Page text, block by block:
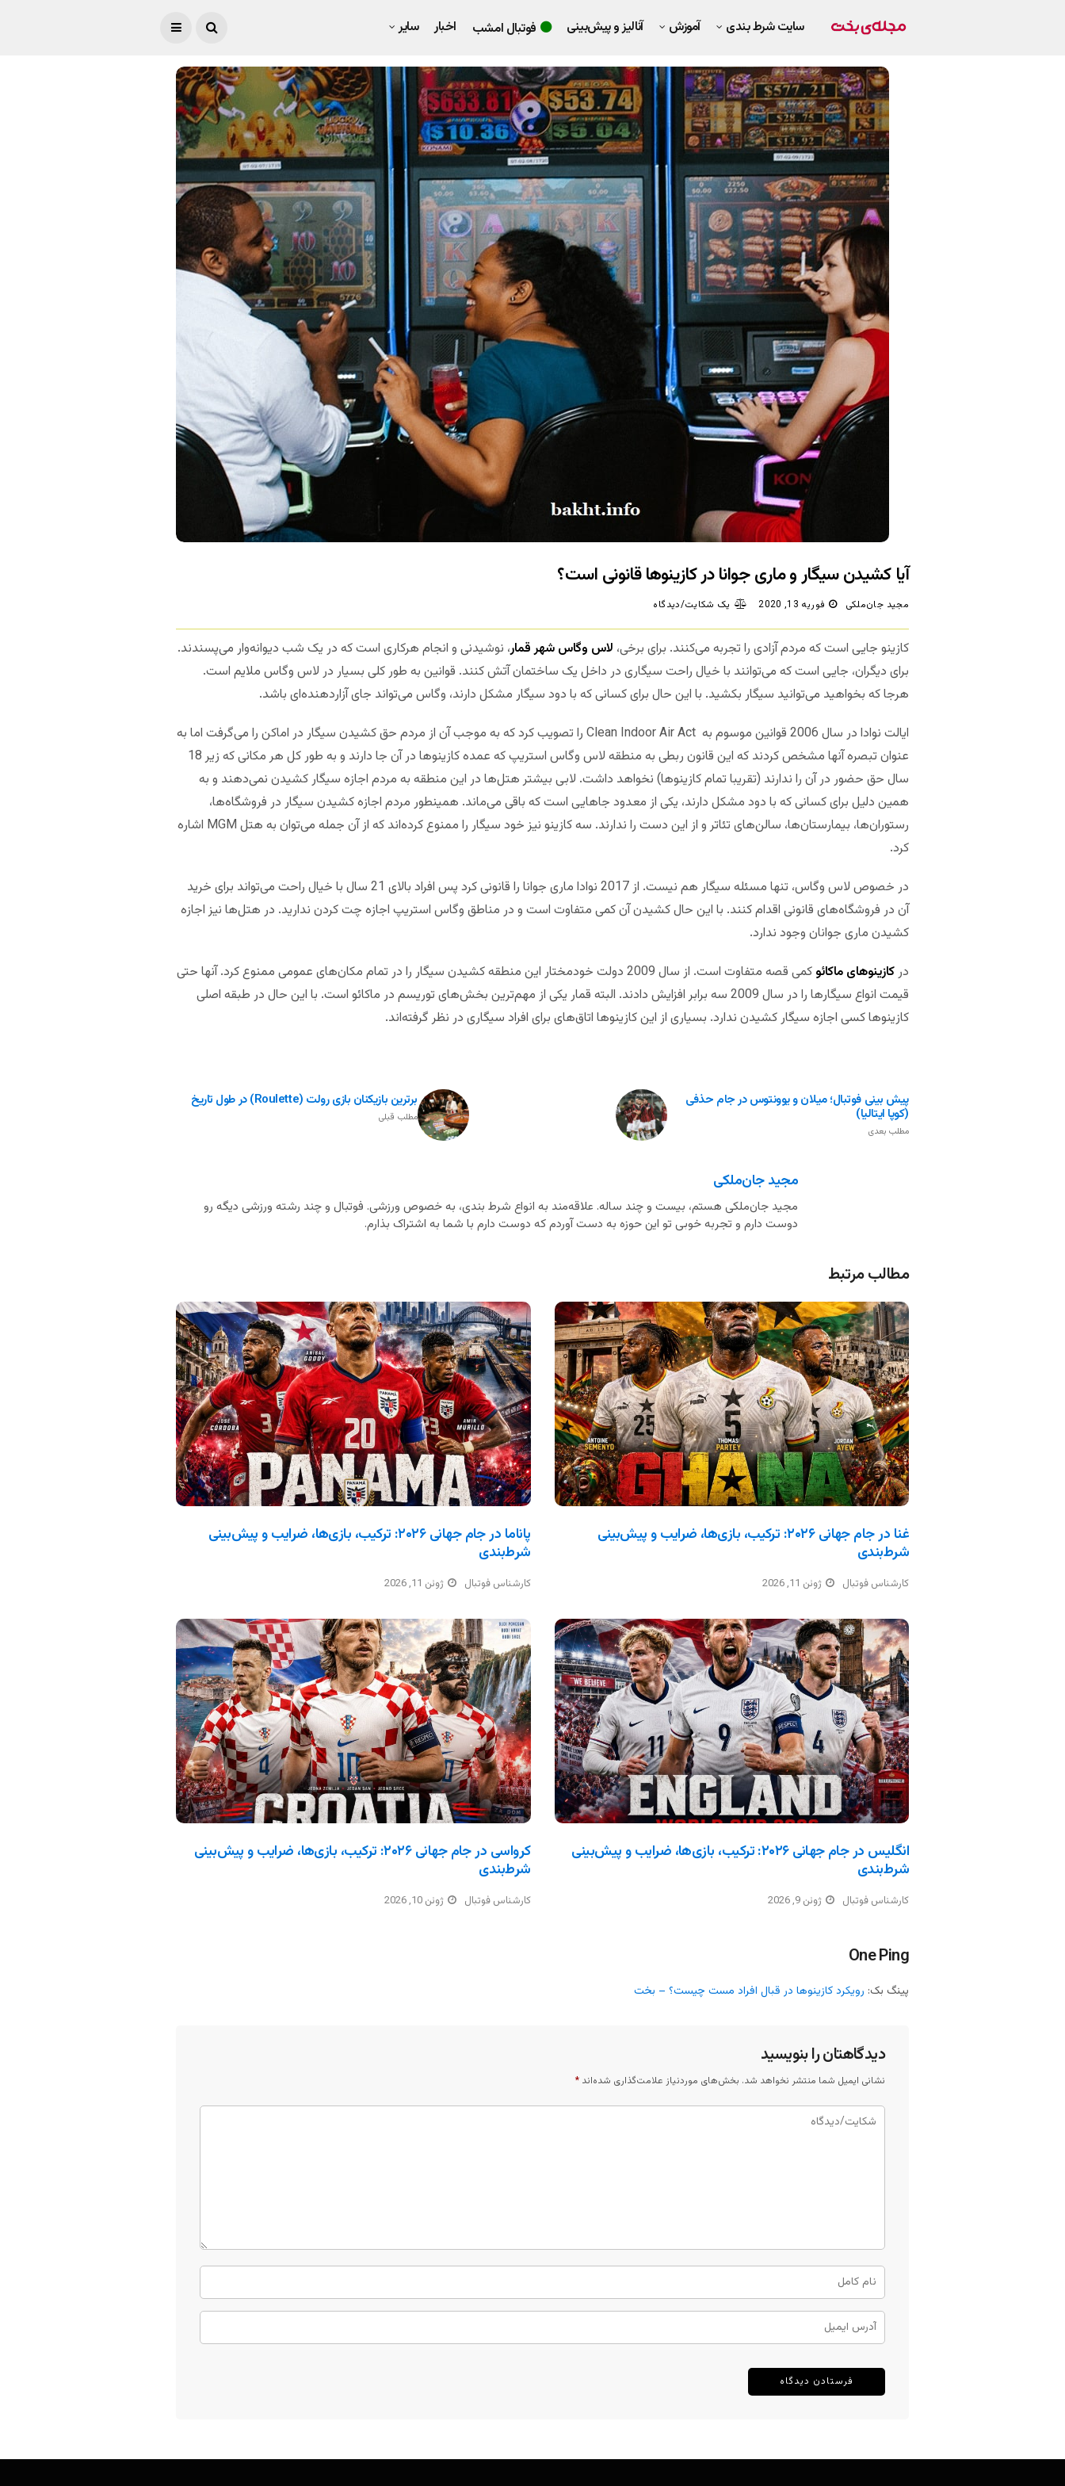
سایت شرط بندی آموزش آنالیز و پیش‌بینی فوتبال امشب اخبار سایر
آیا کشیدن سیگار و ماری جوانا در کازینوها قانونی است؟
مجید جان‌ملکی فوریه 13, 2020 یک شکایت/دیدگاه
کازینو جایی است که مردم آزادی را تجربه می‌کنند. برای برخی، لاس وگاس شهر قمار، نوشیدنی و انجام هرکاری است که در یک شب دیوانه‌وار می‌پسندند.
برای دیگران، جایی است که می‌توانند با خیال راحت سیگاری در داخل یک ساختمان آتش کنند. قوانین به طور کلی بسیار در لاس وگاس ملایم است.
هرجا که بخواهید می‌توانید سیگار بکشید. با این حال برای کسانی که با دود سیگار مشکل دارند، وگاس می‌تواند جای آزاردهنده‌ای باشد.
ایالت نوادا در سال 2006 قوانین موسوم به Clean Indoor Air Act را تصویب کرد که به موجب آن از مردم حق کشیدن سیگار در اماکن را می‌گرفت اما به
عنوان تبصره آنها مشخص کردند که این قانون ربطی به منطقه لاس وگاس استریپ که عمده کازینوها در آن جا دارند و به طور کل هر مکانی که زیر 18
سال حق حضور در آن را ندارند (تقریبا تمام کازینوها) نخواهد داشت. لابی بیشتر هتل‌ها در این منطقه به مردم اجازه سیگار کشیدن نمی‌دهند و به
همین دلیل برای کسانی که با دود مشکل دارند، یکی از معدود جاهایی است که باقی می‌ماند. همینطور مردم اجازه کشیدن سیگار در فروشگاه‌ها،
رستوران‌ها، بیمارستان‌ها، سالن‌های تئاتر و از این دست را ندارند. سه کازینو نیز خود سیگار را ممنوع کرده‌اند که از آن جمله می‌توان به هتل MGM اشاره
کرد.
در خصوص لاس وگاس، تنها مسئله سیگار هم نیست. از 2017 نوادا ماری جوانا را قانونی کرد پس افراد بالای 21 سال با خیال راحت می‌تواند برای خرید
آن در فروشگاه‌های قانونی اقدام کنند. با این حال کشیدن آن کمی متفاوت است و در مناطق وگاس استریپ اجازه چت کردن ندارید. در هتل‌ها نیز اجازه
کشیدن ماری جوانان وجود ندارد.
درکازینوهای ماکائو
کمی قصه متفاوت است. از سال 2009 دولت خودمختار این منطقه کشیدن سیگار را در تمام مکان‌های عمومی ممنوع کرد. آنها حتی
قیمت انواع سیگارها را در سال 2009 سه برابر افزایش دادند. البته قمار یکی از مهم‌ترین بخش‌های توریسم در ماکائو است. با این حال در طبقه اصلی
کازینوها کسی اجازه سیگار کشیدن ندارد. بسیاری از این کازینوها اتاق‌های برای افراد سیگاری در نظر گرفته‌اند.
برترین بازیکنان بازی رولت (roulette) در طول تاریخ
مطلب قبلی
پیش بینی فوتبال؛ میلان و یوونتوس در جام حذفی
(کوپا ایتالیا)
مطلب بعدی
مجید جان‌ملکی
مجید جان‌ملکی هستم، بیست و چند ساله. علاقه‌مند به انواع شرط بندی، به خصوص ورزشی. فوتبال و چند رشته ورزشی دیگه رو
دوست دارم و تجربه خوبی تو این حوزه به دست آوردم که دوست دارم با شما به اشتراک بذارم.
مطالب مرتبط
پاناما در جام جهانی ۲۰۲۶: ترکیب، بازی‌ها، ضرایب و پیش‌بینی
شرط‌بندی
کارشناس فوتبال ژوئن 11, 2026
غنا در جام جهانی ۲۰۲۶: ترکیب، بازی‌ها، ضرایب و پیش‌بینی
شرط‌بندی
کارشناس فوتبال ژوئن 11, 2026
کرواسی در جام جهانی ۲۰۲۶: ترکیب، بازی‌ها، ضرایب و پیش‌بینی
شرط‌بندی
کارشناس فوتبال ژوئن 10, 2026
انگلیس در جام جهانی ۲۰۲۶: ترکیب، بازی‌ها، ضرایب و پیش‌بینی
شرط‌بندی
کارشناس فوتبال ژوئن 9, 2026
One Ping
پینگ بک: رویکرد کازینوها در قبال افراد مست چیست؟ – بخت
دیدگاهتان را بنویسید
نشانی ایمیل شما منتشر نخواهد شد. بخش‌های موردنیاز علامت‌گذاری شده‌اند *